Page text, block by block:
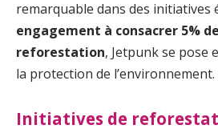
remarquable dans des initiatives
engagement à consacrer 5%
reforestation, Jetpunk se pose
la protection de l’environnement.
Initiatives de